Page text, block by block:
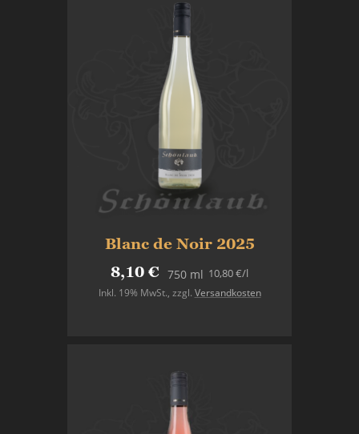
Blanc de Noir 2025
8,10 € 750 ml
Inkl. 19% MwSt., zzgl. Versandkosten
10,80 €/l